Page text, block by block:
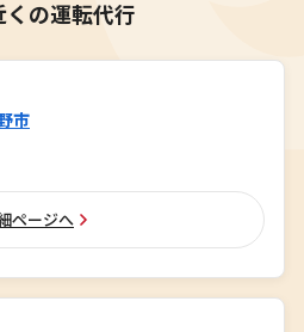
くの運転代行
市
ページへ